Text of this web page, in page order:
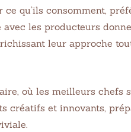
qu’ils consomment,
les producteurs
leur approche